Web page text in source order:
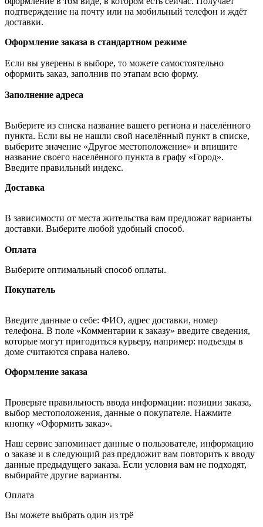
подтверждение на почту или на мобильный телефон и ждёт
доставки.
Оформление заказа в стандартном режиме
Если вы уверены в выборе, то можете самостоятельно
оформить заказ, заполнив по этапам всю форму.
Заполнение адреса
Выберите из списка название вашего региона и населённого
пункта. Если вы не нашли свой населённый пункт в списке,
выберите значение «Другое местоположение» и впишите
название своего населённого пункта в графу «Город».
Введите правильный индекс.
Доставка
В зависимости от места жительства вам предложат варианты
доставки. Выберите любой удобный способ.
Оплата
Выберите оптимальный способ оплаты.
Покупатель
Введите данные о себе: ФИО, адрес доставки, номер
телефона. В поле «Комментарии к заказу» введите сведения,
которые могут пригодиться курьеру, например: подъезды в
доме считаются справа налево.
Оформление заказа
Проверьте правильность ввода информации: позиции заказа,
выбор местоположения, данные о покупателе. Нажмите
кнопку «Оформить заказ».
Наш сервис запоминает данные о пользователе, информацию
о заказе и в следующий раз предложит вам повторить к вводу
данные предыдущего заказа. Если условия вам не подходят,
выбирайте другие варианты.
Оплата
Вы можете выбрать один из трё